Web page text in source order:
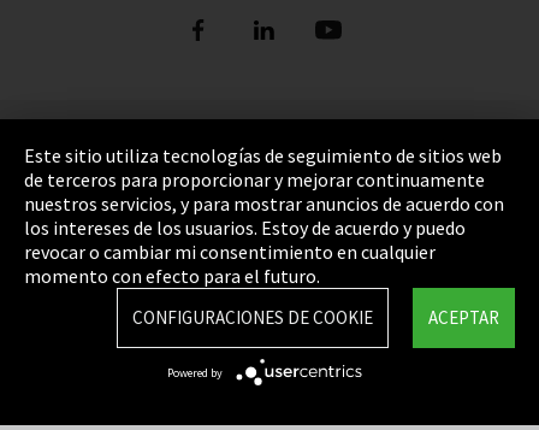
Pie de imprenta
Política de privacidad
Cookie Settings
Términos y Condiciones
Mapa del sitio
Integrity Line
Este sitio utiliza tecnologías de seguimiento de sitios web
de terceros para proporcionar y mejorar continuamente
nuestros servicios, y para mostrar anuncios de acuerdo con
los intereses de los usuarios. Estoy de acuerdo y puedo
revocar o cambiar mi consentimiento en cualquier
momento con efecto para el futuro.
ACEPTAR
CONFIGURACIONES DE COOKIE
Powered by